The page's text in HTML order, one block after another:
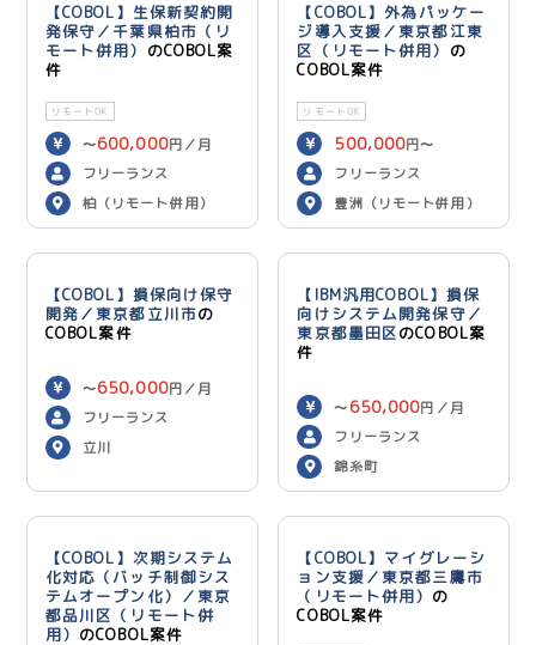
【COBOL】生保新契約開
発保守／千葉県柏市（リ
モート併用） のCOBOL案
件
リモートOK
〜600,000円／月
フリーランス
柏（リモート併用）
【COBOL】外為パッケー
ジ導入支援／東京都江東
区（リモート併用） の
COBOL案件
リモートOK
500,000円〜
600,000 円／月
フリーランス
豊洲（リモート併用）
【COBOL】損保向け保守
開発／東京都立川市の
COBOL案件
〜650,000円／月
フリーランス
立川
【IBM汎用COBOL】損保
向けシステム開発保守／
東京都墨田区のCOBOL案
件
〜 650,000円／月
フリーランス
錦糸町
【COBOL】次期システム
化対応（バッチ制御シス
テムオープン化）／東京
都品川区（リモート併
用） のCOBOL案件
【COBOL】マイグレーシ
ョン支援／東京都三鷹市
（リモート併用） の
COBOL案件